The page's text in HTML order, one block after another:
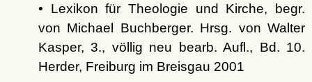
• Lexikon für Theologie und Kirche, begr.
von Michael Buchberger. Hrsg. von Walter
Kasper, 3., völlig neu bearb. Aufl., Bd. 10.
Herder, Freiburg im Breisgau 2001